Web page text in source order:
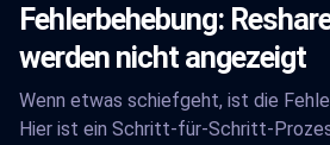
Fehlerbehebung:
werden nicht angezeigt
Wenn etwas schiefgeht, ist die
Hier ist ein Schritt-für-Schritt-